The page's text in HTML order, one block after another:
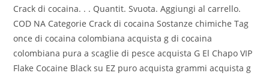
Crack di cocaina. . . Quantit. Svuota. Aggiungi al carrello.
COD NA Categorie Crack di cocaina Sostanze chimiche Tag
once di cocaina colombiana acquista g di cocaina
colombiana pura a scaglie di pesce acquista G El Chapo VIP
Flake Cocaine Black su EZ puro acquista grammi acquista g